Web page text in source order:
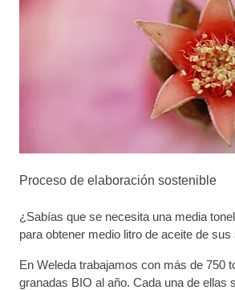
Proceso de elaboración sostenible
¿Sabías que se necesita una media
para obtener medio litro de aceite de
En Weleda trabajamos con más de 750
granadas BIO al año. Cada una de ellas